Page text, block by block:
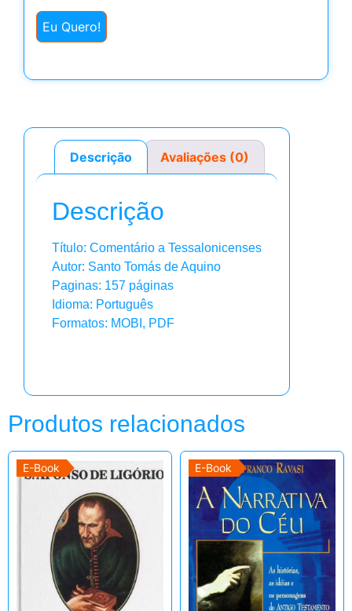
Eu Quero!
Descrição Avaliações (0)
Descrição
Título: Comentário a Tessalonicenses
Autor: Santo Tomás de Aquino
Paginas: 157 páginas
Idioma: Português
Formatos: MOBI, PDF
Produtos relacionados
E-Book E-Book